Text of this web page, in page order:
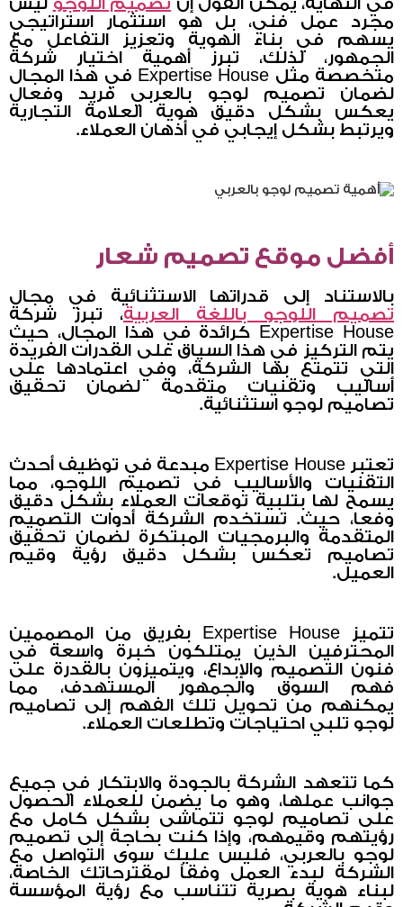
في النهاية، يمكن القول إن تصميم اللوجو ليس
مجرد عمل فني، بل هو استثمار استراتيجي
يسهم في بناء الهوية وتعزيز التفاعل مع
الجمهور، لذلك، تبرز أهمية اختيار شركة
متخصصة مثل Expertise House في هذا المجال
لضمان تصميم لوجو بالعربي فريد وفعال
يعكس بشكل دقيق هوية العلامة التجارية
ويرتبط بشكل إيجابي في أذهان العملاء.
أفضل موقع تصميم شعار
بالاستناد إلى قدراتها الاستثنائية في مجال
تصميم اللوجو باللغة العربية، تبرز شركة
Expertise House كرائدة في هذا المجال، حيث
يتم التركيز في هذا السياق على القدرات الفريدة
التي تتمتع بها الشركة، وفي اعتمادها على
أساليب وتقنيات متقدمة لضمان تحقيق
تصاميم لوجو استثنائية.
تعتبر Expertise House مبدعة في توظيف أحدث
التقنيات والأساليب في تصميم اللوجو، مما
يسمح لها بتلبية توقعات العملاء بشكل دقيق
وفعا، حيث. تستخدم الشركة أدوات التصميم
المتقدمة والبرمجيات المبتكرة لضمان تحقيق
تصاميم تعكس بشكل دقيق رؤية وقيم
العميل.
تتميز Expertise House بفريق من المصممين
المحترفين الذين يمتلكون خبرة واسعة في
فنون التصميم والإبداع، ويتميزون بالقدرة على
فهم السوق والجمهور المستهدف، مما
يمكنهم من تحويل تلك الفهم إلى تصاميم
لوجو تلبي احتياجات وتطلعات العملاء.
كما تتعهد الشركة بالجودة والابتكار في جميع
جوانب عملها، وهو ما يضمن للعملاء الحصول
على تصاميم لوجو تتماشى بشكل كامل مع
رؤيتهم وقيمهم، وإذا كنت بحاجة إلى تصميم
لوجو بالعربي، فليس عليك سوى التواصل مع
الشركة لبدء العمل وفقاً لمقترحاتك الخاصة،
لبناء هوية بصرية تتناسب مع رؤية المؤسسة